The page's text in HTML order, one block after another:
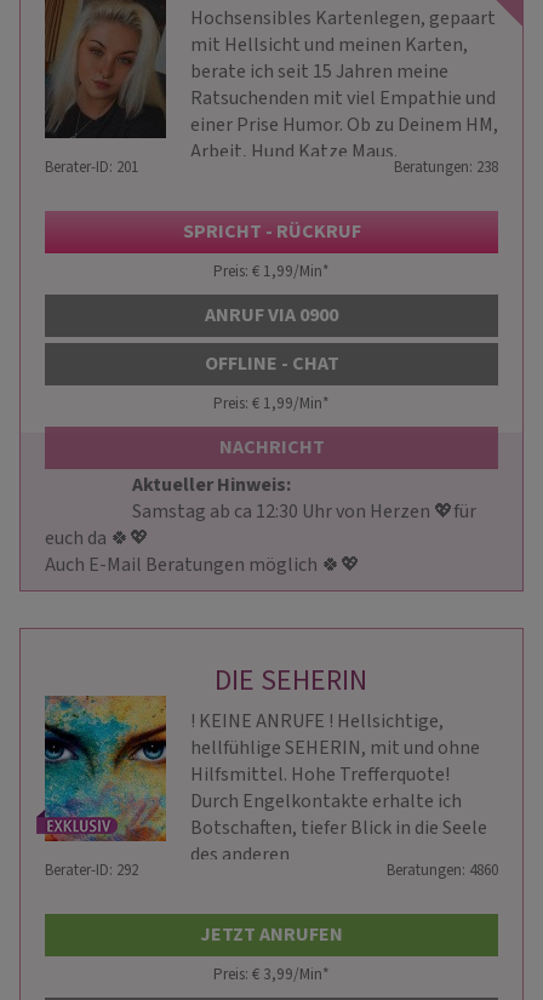
Hochsensibles Kartenlegen, gepaart
mit Hellsicht und meinen Karten,
berate ich seit 15 Jahren meine
Ratsuchenden mit viel Empathie und
einer Prise Humor. Ob zu Deinem HM,
Arbeit, Hund Katze Maus.
Berater-ID: 201 Beratungen: 238
SPRICHT - RÜCKRUF
Preis: € 1,99/Min*
ANRUF VIA 0900
OFFLINE - CHAT
Preis: € 1,99/Min*
NACHRICHT
Aktueller Hinweis:
euch da 🍀💖
Auch E-Mail Beratungen möglich 🍀💖
DIE SEHERIN
! KEINE ANRUFE ! Hellsichtige,
hellfühlige SEHERIN, mit und ohne
Hilfsmittel. Hohe Trefferquote!
Durch Engelkontakte erhalte ich
Botschaften, tiefer Blick in die Seele
des anderen
Berater-ID: 292 Beratungen: 4860
JETZT ANRUFEN
Preis: € 3,99/Min*